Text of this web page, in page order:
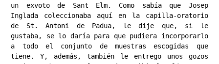
un exvoto de Sant Elm. Como sabía que Josep
Inglada coleccionaba aquí en la capilla-oratorio
de St. Antoni de Padua, le dije que, si le
gustaba, se lo daría para que pudiera incorporarlo
a todo el conjunto de muestras escogidas que
tiene. Y, además, también le entrego unos gozos